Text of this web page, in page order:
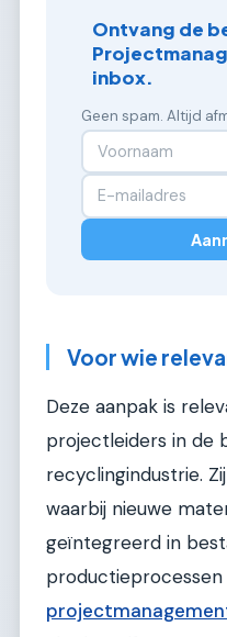
Ontvang de
inbox.
Geen spam. Altijd
Voor wie
Deze aanpak is
projectleiders in de
recyclingindustrie.
waarbij nieuwe
geïntegreerd in